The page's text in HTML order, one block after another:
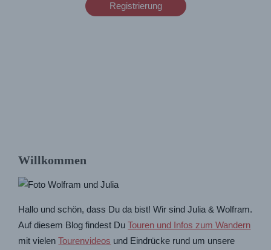
Registrierung
Willkommen
Hallo und schön, dass Du da bist! Wir sind Julia & Wolfram.
Auf diesem Blog findest DuTouren und Infos zum Wandern
mit vielenTourenvideos und Eindrücke rund um unsere